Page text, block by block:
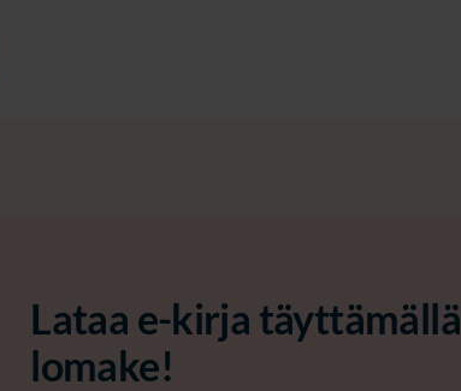
Lataa e-kirja täyttämällä
lomake!